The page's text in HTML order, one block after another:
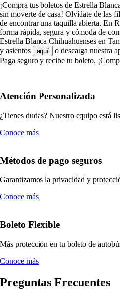
¡Compra tus boletos de Estrella
sin moverte de casa! Olvídate de las
de encontrar una taquilla abierta. En
forma rápida, segura y cómoda de
Estrella Blanca Chihuahuenses en
y asientos
aquí
o descarga nuestra
Paga seguro y recibe tu boleto.
Atención Personalizada
¿Tienes dudas? Nuestro equipo está
Conoce más
Métodos de pago seguros
Garantizamos la privacidad y
Conoce más
Boleto Flexible
Más protección en tu boleto de
Conoce más
Preguntas Frecuentes